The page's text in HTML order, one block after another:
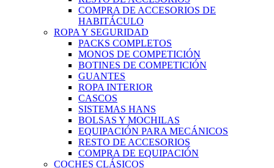
COMPRA DE ACCESORIOS DE
HABITÁCULO
ROPA Y SEGURIDAD
PACKS COMPLETOS
MONOS DE COMPETICIÓN
BOTINES DE COMPETICIÓN
GUANTES
ROPA INTERIOR
CASCOS
SISTEMAS HANS
BOLSAS Y MOCHILAS
EQUIPACIÓN PARA MECÁNICOS
RESTO DE ACCESORIOS
COMPRA DE EQUIPACIÓN
COCHES CLÁSICOS